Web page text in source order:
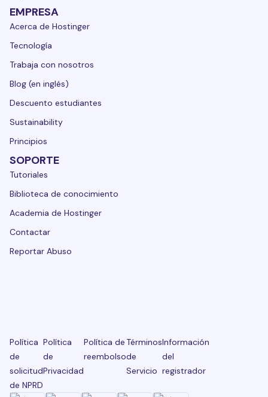
EMPRESA
Acerca de Hostinger
Tecnología
Trabaja con nosotros
Blog (en inglés)
Descuento estudiantes
Sustainability
Principios
SOPORTE
Tutoriales
Biblioteca de conocimiento
Academia de Hostinger
Contactar
Reportar Abuso
Política
de
solicitud
de NPRD
Política
de
Privacidad
Política de
reembolso
Términos
de
Servicio
Información
del
registrador